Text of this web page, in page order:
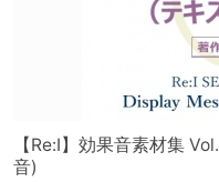
【Re:I】効果音素材集
音)